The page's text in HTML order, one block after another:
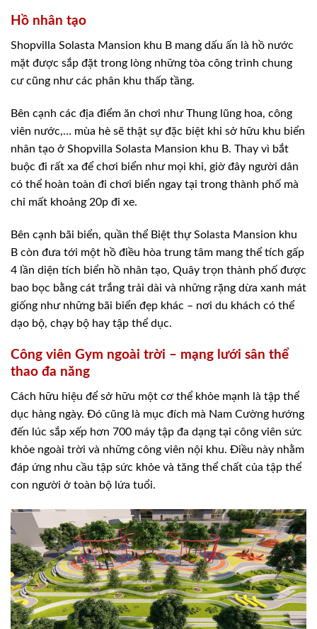
Hồ nhân tạo
Shopvilla Solasta Mansion khu B mang dấu ấn là hồ nước
mặt được sắp đặt trong lòng những tòa công trình chung
cư cũng như các phân khu thấp tầng.
Bên cạnh các địa điểm ăn chơi như Thung lũng hoa, công
viên nước,… mùa hè sẽ thật sự đặc biệt khi sở hữu khu biển
nhân tạo ở Shopvilla Solasta Mansion khu B. Thay vì bắt
buộc đi rất xa để chơi biển như mọi khi, giờ đây người dân
có thể hoàn toàn đi chơi biển ngay tại trong thành phố mà
chỉ mất khoảng 20p đi xe.
Bên cạnh bãi biển, quần thể Biệt thự Solasta Mansion khu
B còn đưa tới một hồ điều hòa trung tâm mang thể tích gấp
4 lần diện tích biển hồ nhân tạo, Quây trọn thành phố được
bao bọc bằng cát trắng trải dài và những rặng dừa xanh mát
giống như những bãi biển đẹp khác – nơi du khách có thể
dạo bộ, chạy bộ hay tập thể dục.
Công viên Gym ngoài trời – mạng lưới sân thể
thao đa năng
Cách hữu hiệu để sở hữu một cơ thể khỏe mạnh là tập thể
dục hàng ngày. Đó cũng là mục đích mà Nam Cường hướng
đến lúc sắp xếp hơn 700 máy tập đa dạng tại công viên sức
khỏe ngoài trời và những công viên nội khu. Điều này nhằm
đáp ứng nhu cầu tập sức khỏe và tăng thể chất của tập thể
con người ở toàn bộ lứa tuổi.